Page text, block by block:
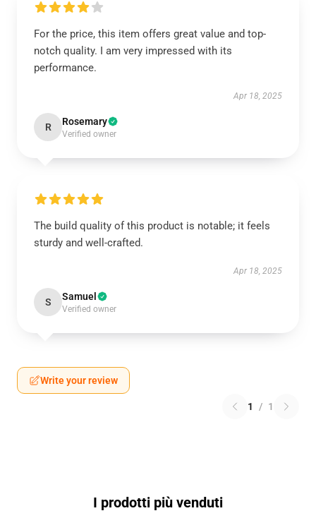
For the price, this item offers great value and top-
notch quality. I am very impressed with its
performance.
Apr 18, 2025
R Rosemary
Verified owner
The build quality of this product is notable; it feels
sturdy and well-crafted.
Apr 18, 2025
S Samuel
Verified owner
Write your review
1 / 1
I prodotti più venduti